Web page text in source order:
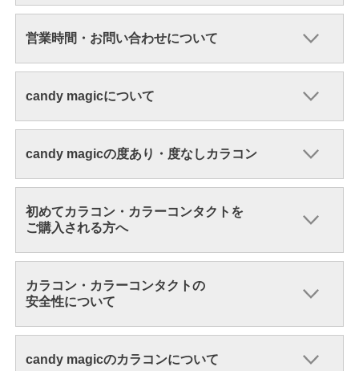
営業時間・お問い合わせについて
candy magicについて
candy magicの度あり・度なしカラコン
初めてカラコン・カラーコンタクトを
ご購入される方へ
カラコン・カラーコンタクトの
安全性について
candy magicのカラコンについて